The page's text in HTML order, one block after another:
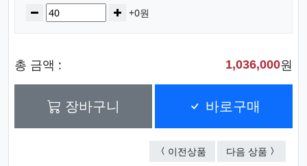
수량감소 증가+0원
총 금액 : 1,036,000원
장바구니 바로구매
이전상품 선물세트 6종
다음 상품 선물세